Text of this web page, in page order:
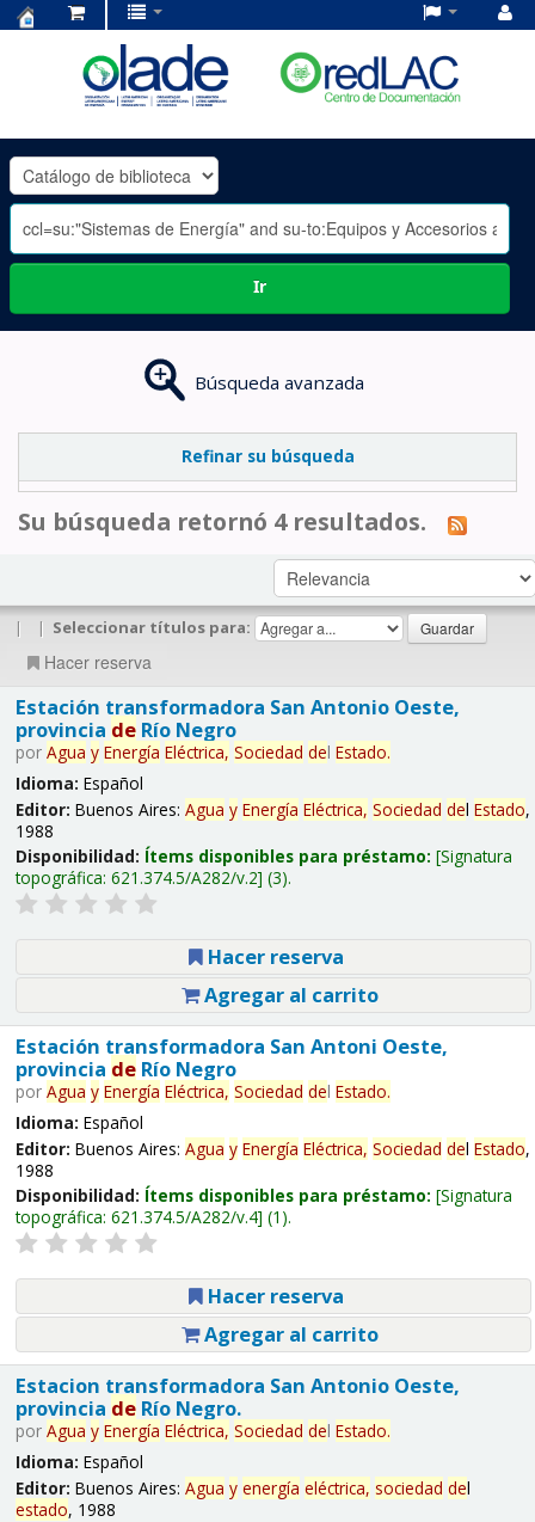
OLADE
-
Ir
Búsqueda avanzada
Refinar su búsqueda
Su búsqueda retornó 4 resultados.
| | Seleccionar títulos para:
Hacer reserva
Estación transformadora San Antonio Oeste,
provincia deRío Negro
por Agua y Energía Eléctrica, Sociedad del Estado.
Idioma: Español
Editor: Buenos Aires: Agua y Energía Eléctrica, Sociedad del Estado,
1988
Disponibilidad: Ítems disponibles para préstamo: Signatura
topográfica: 621.374.5/A282/v.2 (3).
Hacer reserva
Agregar al carrito
Estación transformadora San Antoni Oeste,
provincia deRío Negro
por Agua y Energía Eléctrica, Sociedad del Estado.
Idioma: Español
Editor: Buenos Aires: Agua y Energía Eléctrica, Sociedad del Estado,
1988
Disponibilidad: Ítems disponibles para préstamo: Signatura
topográfica: 621.374.5/A282/v.4 (1).
Hacer reserva
Agregar al carrito
Estacion transformadora San Antonio Oeste,
provincia deRío Negro.
por Agua y Energía Eléctrica, Sociedad del Estado.
Idioma: Español
Editor: Buenos Aires: Agua y energía eléctrica, sociedad del
estado, 1988